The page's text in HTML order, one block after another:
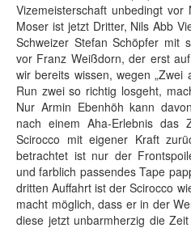
Vizemeisterschaft unbedingt
Moser ist jetzt Dritter, Nils Abb
Schweizer Stefan Schöpfer mit
vor Franz Weißdorn, der erst
wir bereits wissen, wegen
Run zwei so richtig losgeht,
Nur Armin Ebenhöh kann
nach einem Aha-Erlebnis
Scirocco mit eigener Kraft
betrachtet ist nur der
und farblich passendes Tape
dritten Auffahrt ist der Scirocco
macht möglich, dass er in der
diese jetzt unbarmherzig die